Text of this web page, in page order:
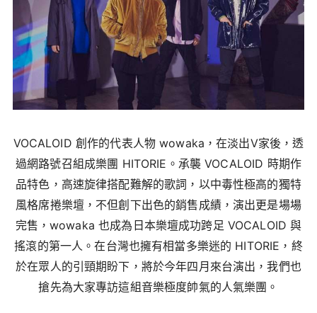
VOCALOID 創作的代表人物 wowaka，在淡出V家後，透
過網路號召組成樂團 HITORIE。承襲 VOCALOID 時期作
品特色，高速旋律搭配難解的歌詞，以中毒性極高的獨特
風格席捲樂壇，不但創下出色的銷售成績，演出更是場場
完售，wowaka 也成為日本樂壇成功跨足 VOCALOID 與
搖滾的第一人。在台灣也擁有相當多樂迷的 HITORIE，終
於在眾人的引頸期盼下，將於今年四月來台演出，我們也
搶先為大家專訪這組音樂極度帥氣的人氣樂團。